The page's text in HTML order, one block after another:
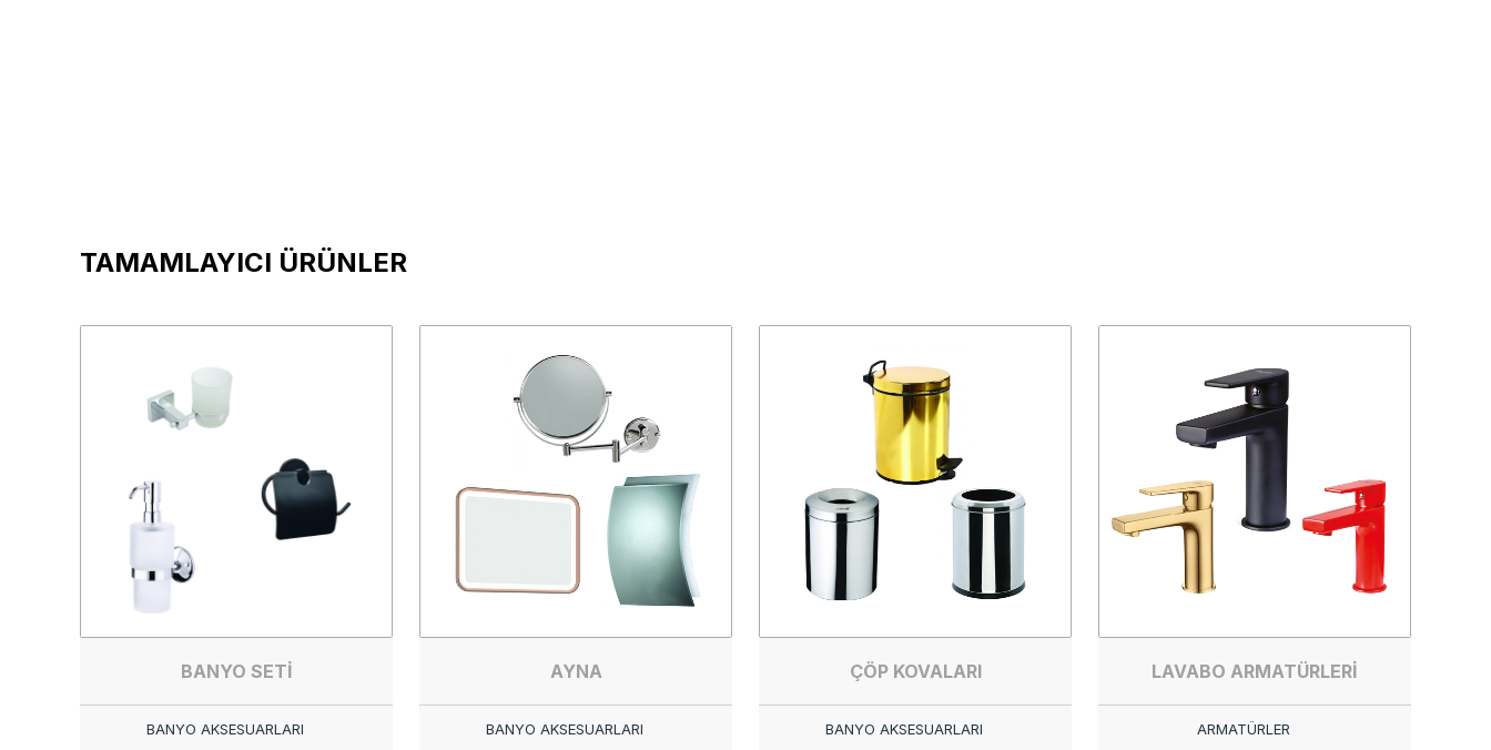
TAMAMLAYICI ÜRÜNLER
BANYO SETİ
BANYO AKSESUARLARI
AYNA
BANYO AKSESUARLARI
ÇÖP KOVALARI
BANYO AKSESUARLARI
LAVABO ARMATÜRLERİ
ARMATÜRLER